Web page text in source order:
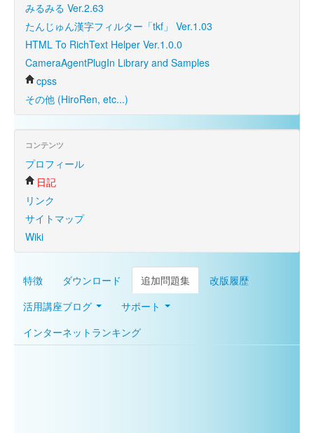
みるみる Ver.2.63
たんじゅん漢字フィルター「tkf」 Ver.1.03
HTML To RichText Helper Ver.1.0.0
CameraAgentPlugIn Library and Samples
cpss
その他 (HiroRen, etc...)
コンテンツ
プロフィール
日記
リンク
サイトマップ
Wiki
特徴 ダウンロード 追加問題集
改版履歴
活用講座ブログ
サポート
インターネットランキング